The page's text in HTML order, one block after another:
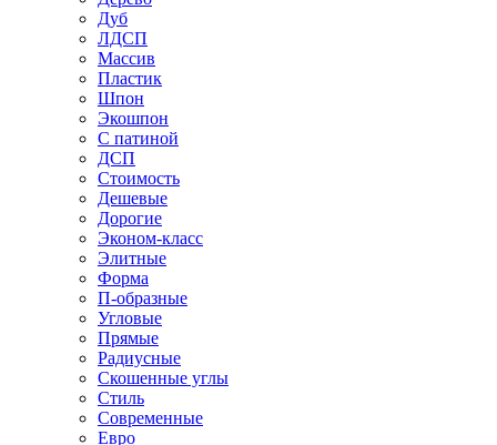
Дуб
ЛДСП
Массив
Пластик
Шпон
Экошпон
С патиной
ДСП
Стоимость
Дешевые
Дорогие
Эконом-класс
Элитные
Форма
П-образные
Угловые
Прямые
Радиусные
Скошенные углы
Стиль
Современные
Евро